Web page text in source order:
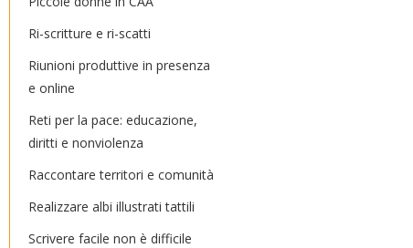
Ri-scritture e ri-scatti
Riunioni produttive in presenza
e online
Reti per la pace: educazione,
diritti e nonviolenza
Raccontare territori e comunità
Realizzare albi illustrati tattili
Scrivere facile non è difficile